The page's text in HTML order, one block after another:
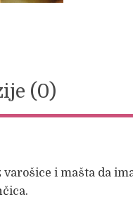
(0)
i mašta da